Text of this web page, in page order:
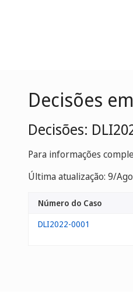
Decisões
Decisões:
Para informações
Última atualização: 9/
Número do Caso
DLI2022-0001